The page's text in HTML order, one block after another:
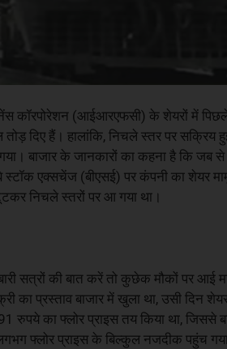
कॉरपोरेशन (आईआरएफसी) के शेयरों में
दिए हैं। हालांकि, निचले स्तर पर सक्रिय
बाजार के जानकारों का कहना है कि जब
एक्सचेंज (बीएसई) पर कंपनी का शेयर
निचले स्तरों पर आ गया था।
सत्रों की बात करें तो कुछेक मौकों पर आई
प्रस्ताव बाजार में खुला था, उसी दिन
का फ्लोर प्राइस तय किया था, जिससे
फ्लोर प्राइस के बिल्कुल नजदीक पहुंच